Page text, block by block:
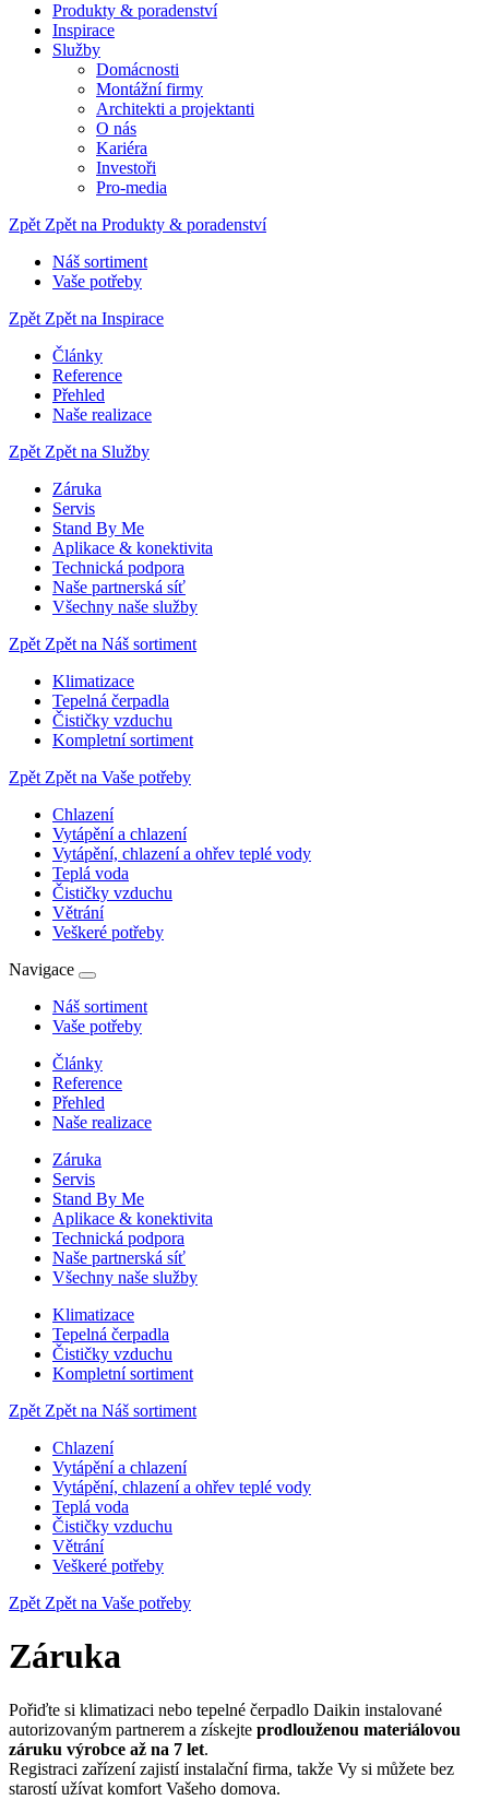
Produkty & poradenství
Inspirace
Služby
Domácnosti
Montážní firmy
Architekti a projektanti
O nás
Kariéra
Investoři
Pro-media
Zpět Zpět na Produkty & poradenství
Náš sortiment
Vaše potřeby
Zpět Zpět na Inspirace
Články
Reference
Přehled
Naše realizace
Zpět Zpět na Služby
Záruka
Servis
Stand By Me
Aplikace & konektivita
Technická podpora
Naše partnerská síť
Všechny naše služby
Zpět Zpět na Náš sortiment
Klimatizace
Tepelná čerpadla
Čističky vzduchu
Kompletní sortiment
Zpět Zpět na Vaše potřeby
Chlazení
Vytápění a chlazení
Vytápění, chlazení a ohřev teplé vody
Teplá voda
Čističky vzduchu
Větrání
Veškeré potřeby
Navigace
Náš sortiment
Vaše potřeby
Články
Reference
Přehled
Naše realizace
Záruka
Servis
Stand By Me
Aplikace & konektivita
Technická podpora
Naše partnerská síť
Všechny naše služby
Klimatizace
Tepelná čerpadla
Čističky vzduchu
Kompletní sortiment
Zpět Zpět na Náš sortiment
Chlazení
Vytápění a chlazení
Vytápění, chlazení a ohřev teplé vody
Teplá voda
Čističky vzduchu
Větrání
Veškeré potřeby
Zpět Zpět na Vaše potřeby
Záruka
Pořiďte si klimatizaci nebo tepelné čerpadlo Daikin instalované
autorizovaným partnerem a získejte prodlouženou materiálovou
záruku výrobce až na 7 let.
Registraci zařízení zajistí instalační firma, takže Vy si můžete bez
starostí užívat komfort Vašeho domova.